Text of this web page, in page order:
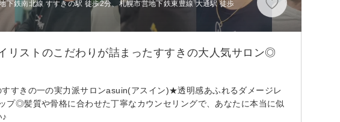
下鉄南北線 すすきの駅 徒歩2分、札幌市営地下鉄東豊線 大通駅 徒歩
リストのこだわりが詰まったすすきの大人気サロン◎
すきの一の実力派サロンasuin(アスイン)★透明感あふれるダメージレ
プ◎髪質や骨格に合わせた丁寧なカウンセリングで、あなたに本当に似